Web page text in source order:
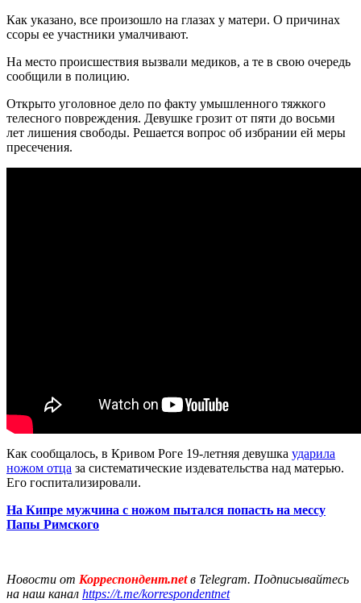
Как указано, все произошло на глазах у матери. О причинах
ссоры ее участники умалчивают.
На место происшествия вызвали медиков, а те в свою очередь
сообщили в полицию.
Открыто уголовное дело по факту умышленного тяжкого
телесного повреждения. Девушке грозит от пяти до восьми
лет лишения свободы. Решается вопрос об избрании ей меры
пресечения.
Как сообщалось, в Кривом Роге 19-летняя девушка ударила
ножом отца за систематические издевательства над матерью.
Его госпитализировали.
На Кипре мужчина с ножом пытался попасть на мессу
Папы Римского
Новости от Корреспондент.netв Telegram. Подписывайтесь
на наш канал https://t.me/korrespondentnet